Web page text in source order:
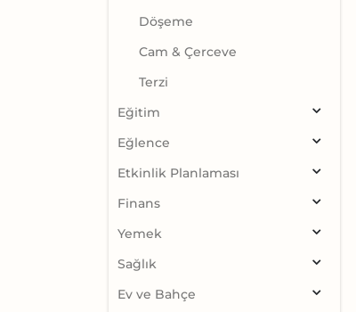
Döşeme
Cam & Çerceve
Terzi
Eğitim
Eğlence
Etkinlik Planlaması
Finans
Yemek
Sağlık
Ev ve Bahçe